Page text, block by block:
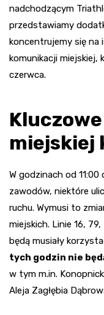
nadchodzącym
przedstawiamy
koncentrujemy się
komunikacji
czerwca.
miejskiej
W godzinach od
zawodów, niektóre
ruchu. Wymusi to
miejskich. Linie 16,
będą musiały
tych godzin nie
w tym m.in.
Aleja Zagłębia